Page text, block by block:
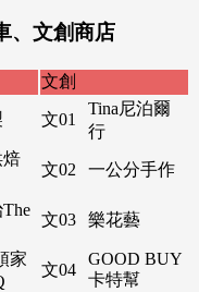
、文創商店
文創
文01
Tina尼泊爾
行
焙
文02 一公分手作
文03 樂花藝
家
文04
GOOD BUY
卡特幫